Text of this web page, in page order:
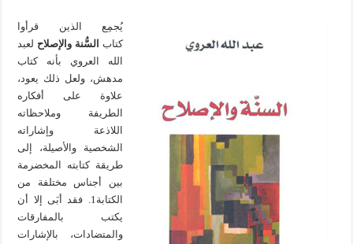
يُجمِع الذين قرأوا
كتاب السُّنة والإصلاح لعبد
الله العروي بأنه كتاب
مدهش، ولعل ذلك يعود،
علاوة على أفكاره
الطريفة وملاحظاته
اللاذعة وإشاراته
الشخصية والأصيلة، إلى
طريقة كتابته المخضرمة
بين أجناس مختلفة من
الكتابة1. فقد أبَى إلا أن
يكتب بالمفارقات
والمتضادات، بالإشارات